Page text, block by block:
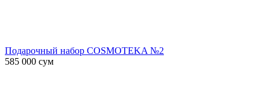
Подарочный набор COSMOTEKA №2
585 000 сум